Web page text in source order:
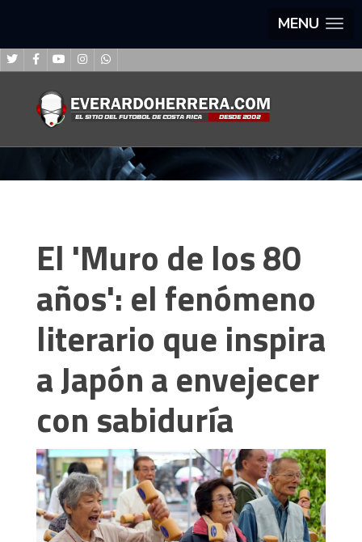
MENU
El 'Muro de los 80
años': el fenómeno
literario que inspira
a Japón a envejecer
con sabiduría